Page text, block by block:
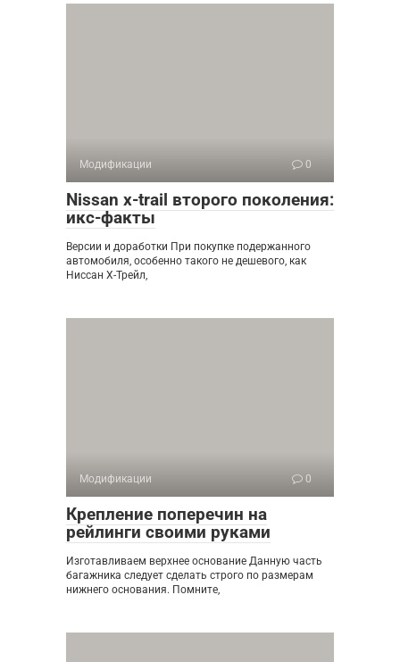
Модификации 0
Nissan x-trail второго поколения:
икс-факты
Версии и доработки При покупке подержанного
автомобиля, особенно такого не дешевого, как
Ниссан Х-Трейл,
Модификации 0
Крепление поперечин на
рейлинги своими руками
Изготавливаем верхнее основание Данную часть
багажника следует сделать строго по размерам
нижнего основания. Помните,